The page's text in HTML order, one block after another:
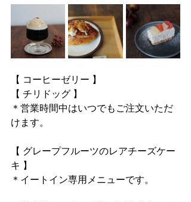
【 コーヒーゼリー 】
【 チリドッグ 】
＊営業時間中はいつでもご注文いただ
けます。
【 グレープフルーツのレアチーズケー
キ 】
＊イートイン専用メニューです。